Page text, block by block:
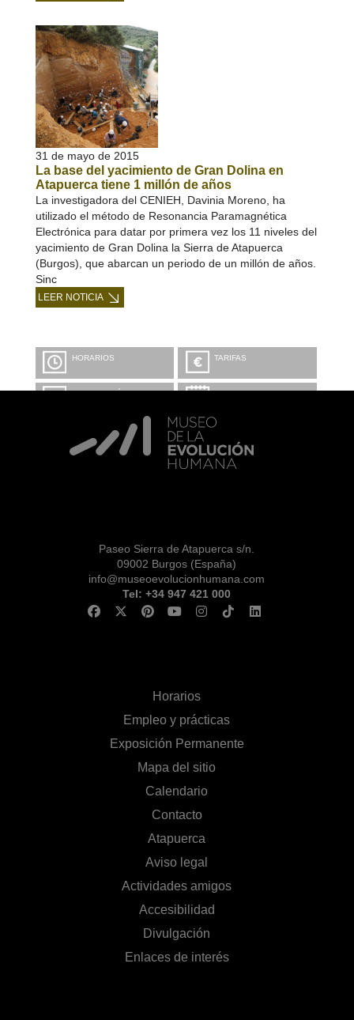
31 de mayo de 2015
La base del yacimiento de Gran Dolina en
Atapuerca tiene 1 millón de años
La investigadora del CENIEH, Davinia Moreno, ha
utilizado el método de Resonancia Paramagnética
Electrónica para datar por primera vez los 11 niveles del
yacimiento de Gran Dolina la Sierra de Atapuerca
(Burgos), que abarcan un periodo de un millón de años.
Sinc
LEER NOTICIA
HORARIOS TARIFAS
INFORMACIÓN Y
CALENDARIO
VISITA CON
MICROEXPLICACIONES
Paseo Sierra de Atapuerca s/n.
09002 Burgos (España)
info@museoevolucionhumana.com
Tel: +34 947 421 000
Horarios
Empleo y prácticas
Exposición Permanente
Mapa del sitio
Calendario
Contacto
Atapuerca
Aviso legal
Actividades amigos
Accesibilidad
Divulgación
Enlaces de interés